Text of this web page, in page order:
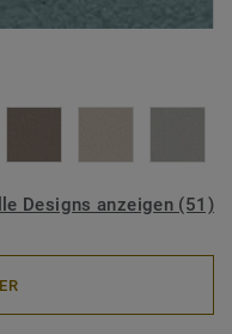
Designs anzeigen (51)